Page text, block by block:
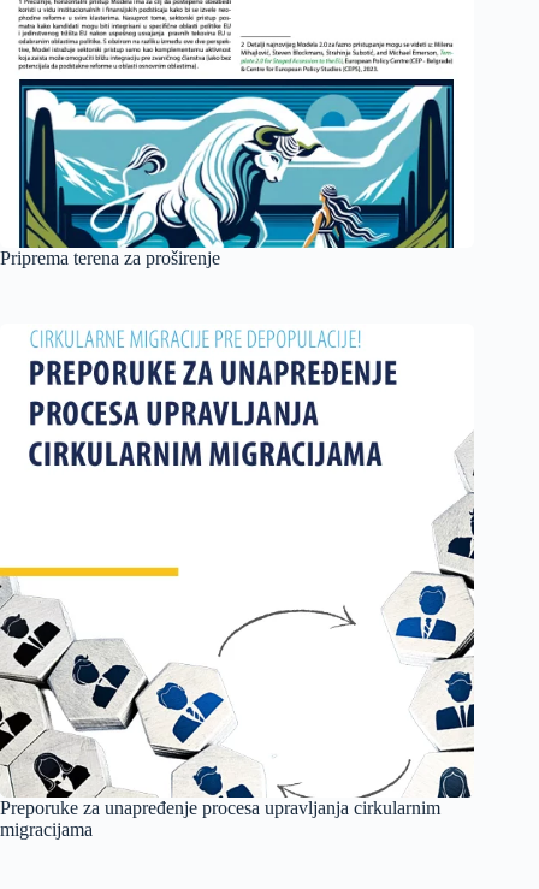
Priprema terena za proširenje
Preporuke za unapređenje procesa upravljanja cirkularnim
migracijama